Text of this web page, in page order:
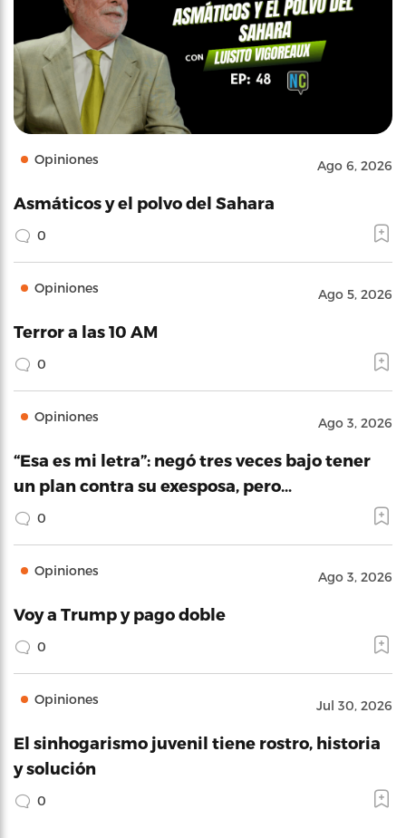
Opiniones Ago 6, 2026
Asmáticos y el polvo del Sahara
0
Opiniones Ago 5, 2026
Terror a las 10 AM
0
Opiniones Ago 3, 2026
“Esa es mi letra”: negó tres veces bajo tener
un plan contra su exesposa, pero…
0
Opiniones Ago 3, 2026
Voy a Trump y pago doble
0
Opiniones Jul 30, 2026
El sinhogarismo juvenil tiene rostro, historia
y solución
0